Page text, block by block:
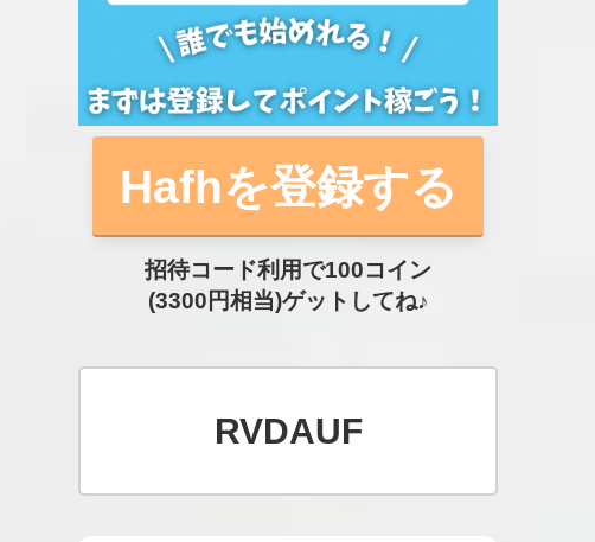
Hafhを登録する
招待コード利用で100コイン
(3300円相当)ゲットしてね♪
RVDAUF